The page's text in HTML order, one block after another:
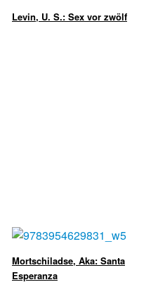
Levin, U. S.: Sex vor zwölf
Mortschiladse, Aka: Santa
Esperanza